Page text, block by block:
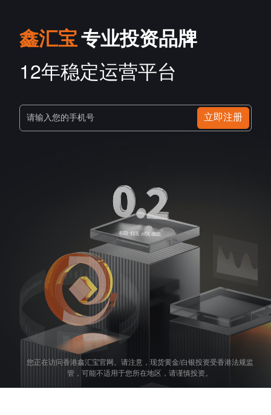
鑫汇宝专业投资品牌
12年稳定运营平台
请输入您的手机号 立即注册
您正在访问香港鑫汇宝官网。请注意，现货黄金/白银投资受香港法规监
管，可能不适用于您所在地区，请谨慎投资。